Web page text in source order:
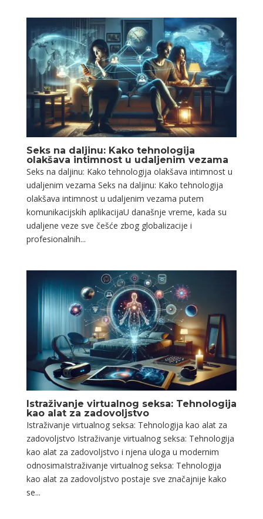
Seks na daljinu: Kako tehnologija
olakšava intimnost u udaljenim vezama
Seks na daljinu: Kako tehnologija olakšava intimnost u
udaljenim vezama Seks na daljinu: Kako tehnologija
olakšava intimnost u udaljenim vezama putem
komunikacijskih aplikacijaU današnje vreme, kada su
udaljene veze sve češće zbog globalizacije i
profesionalnih...
Istraživanje virtualnog seksa: Tehnologija
kao alat za zadovoljstvo
Istraživanje virtualnog seksa: Tehnologija kao alat za
zadovoljstvo Istraživanje virtualnog seksa: Tehnologija
kao alat za zadovoljstvo i njena uloga u modernim
odnosimaIstraživanje virtualnog seksa: Tehnologija
kao alat za zadovoljstvo postaje sve značajnije kako
se...